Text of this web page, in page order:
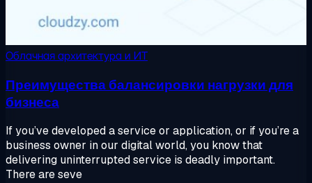
Облачная архитектура и ИТ
Преимущества балансировки нагрузки для
бизнеса
If you’ve developed a service or application, or if you’re a
business owner in our digital world, you know that
delivering uninterrupted service is deadly important.
There are seve